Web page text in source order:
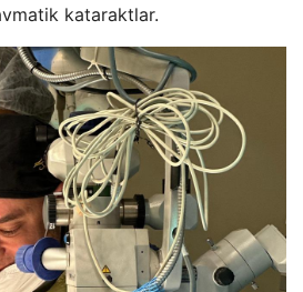
kataraktlar.